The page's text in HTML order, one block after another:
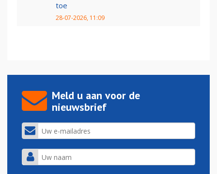
toe
28-07-2026, 11:09
Meld u aan voor de
nieuwsbrief